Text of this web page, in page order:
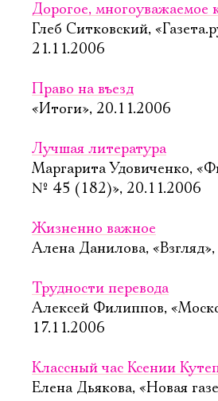
Дорогое, многоуважаемое
Глеб Ситковский,
21.11.2006
Право на въезд
«Итоги», 20.11.2006
Лучшая литература
Маргарита Удовиченко,
№ 45 (182)», 20.11.2006
Жизненно важное
Алена Данилова,
Трудности перевода
Алексей Филиппов,
17.11.2006
Классный час Ксении
Елена Дьякова, «Новая